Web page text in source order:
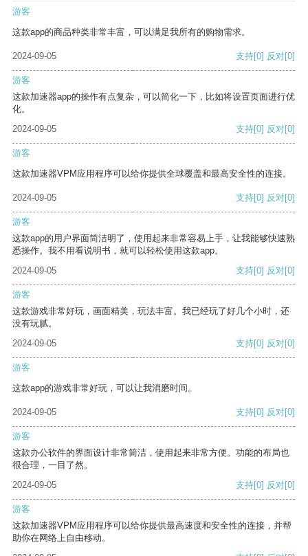
游客
这款app的商品种类非常丰富，可以满足我所有的购物需求。
2024-09-05 支持[0] 反对[0]
游客
这款加速器app的操作有点复杂，可以简化一下，比如将设置页面进行优
化。
2024-09-05
支持[0] 反对[0]
游客
这款加速器VPM应用程序可以给你提供全球覆盖和最高安全性的连接。
2024-09-05 支持[0] 反对[0]
游客
这款app的用户界面简洁明了，使用起来非常容易上手，让我能够快速熟
悉操作。我不用看说明书，就可以轻松使用这款app。
2024-09-05
支持[0] 反对[0]
游客
这款游戏非常好玩，画面精美，玩法丰富。我已经玩了好几个小时，还
没有玩腻。
2024-09-05
支持[0] 反对[0]
游客
这款app的游戏非常好玩，可以让我消磨时间。
2024-09-05 支持[0] 反对[0]
游客
这款办公软件的界面设计非常简洁，使用起来非常方便。功能的布局也
很合理，一目了然。
2024-09-05
支持[0] 反对[0]
游客
这款加速器VPM应用程序可以给你提供最高速度和安全性的连接，并帮
助你在网络上自由移动。